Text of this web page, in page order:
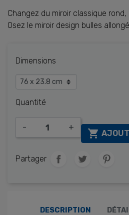
Changez du miroir classique
Osez le miroir design bulles
Dimensions
Quantité
- +

Partager
DESCRIPTION